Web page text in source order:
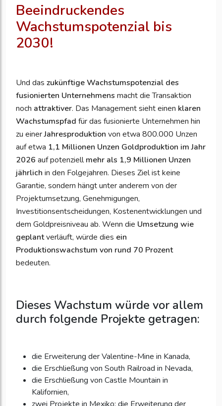
Beeindruckendes
Wachstumspotenzial bis
2030!
Und das zukünftige Wachstumspotenzial des
fusionierten Unternehmens macht die Transaktion
noch attraktiver. Das Management sieht einen klaren
Wachstumspfad für das fusionierte Unternehmen hin
zu einerJahresproduktion von etwa 800.000 Unzen
auf etwa 1,1 Millionen Unzen Goldproduktion im Jahr
2026 auf potenziellmehr als 1,9 Millionen Unzen
jährlich in den Folgejahren. Dieses Ziel ist keine
Garantie, sondern hängt unter anderem von der
Projektumsetzung, Genehmigungen,
Investitionsentscheidungen, Kostenentwicklungen und
dem Goldpreisniveau ab. Wenn die Umsetzung wie
geplantverläuft, würde dies ein
Produktionswachstum von rund 70 Prozent
bedeuten.
Dieses Wachstum würde vor allem
durch folgende Projekte getragen:
die Erweiterung der Valentine-Mine in Kanada,
die Erschließung von South Railroad in Nevada,
die Erschließung von Castle Mountain in
Kalifornien,